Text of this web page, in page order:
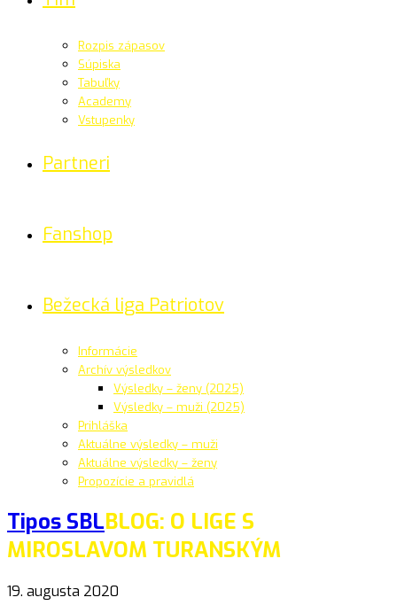
Rozpis zápasov
Súpiska
Tabuľky
Academy
Vstupenky
Partneri
Fanshop
Bežecká liga Patriotov
Informácie
Archív výsledkov
Výsledky – ženy (2025)
Výsledky – muži (2025)
Prihláška
Aktuálne výsledky – muži
Aktuálne výsledky – ženy
Propozície a pravidlá
Tipos SBLBLOG: O LIGE S
MIROSLAVOM TURANSKÝM
19. augusta 2020